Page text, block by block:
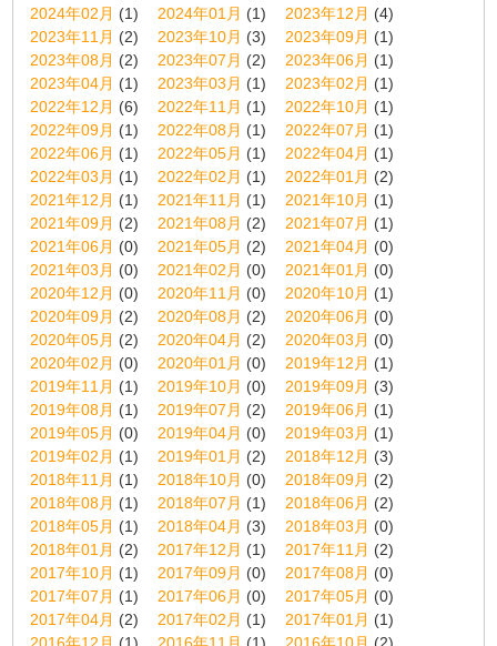
2024年02月 (1) 2024年01月 (1) 2023年12月 (4)
2023年11月 (2) 2023年10月 (3) 2023年09月 (1)
2023年08月 (2) 2023年07月 (2) 2023年06月 (1)
2023年04月 (1) 2023年03月 (1) 2023年02月 (1)
2022年12月 (6) 2022年11月 (1) 2022年10月 (1)
2022年09月 (1) 2022年08月 (1) 2022年07月 (1)
2022年06月 (1) 2022年05月 (1) 2022年04月 (1)
2022年03月 (1) 2022年02月 (1) 2022年01月 (2)
2021年12月 (1) 2021年11月 (1) 2021年10月 (1)
2021年09月 (2) 2021年08月 (2) 2021年07月 (1)
2021年06月 (0) 2021年05月 (2) 2021年04月 (0)
2021年03月 (0) 2021年02月 (0) 2021年01月 (0)
2020年12月 (0) 2020年11月 (0) 2020年10月 (1)
2020年09月 (2) 2020年08月 (2) 2020年06月 (0)
2020年05月 (2) 2020年04月 (2) 2020年03月 (0)
2020年02月 (0) 2020年01月 (0) 2019年12月 (1)
2019年11月 (1) 2019年10月 (0) 2019年09月 (3)
2019年08月 (1) 2019年07月 (2) 2019年06月 (1)
2019年05月 (0) 2019年04月 (0) 2019年03月 (1)
2019年02月 (1) 2019年01月 (2) 2018年12月 (3)
2018年11月 (1) 2018年10月 (0) 2018年09月 (2)
2018年08月 (1) 2018年07月 (1) 2018年06月 (2)
2018年05月 (1) 2018年04月 (3) 2018年03月 (0)
2018年01月 (2) 2017年12月 (1) 2017年11月 (2)
2017年10月 (1) 2017年09月 (0) 2017年08月 (0)
2017年07月 (1) 2017年06月 (0) 2017年05月 (0)
2017年04月 (2) 2017年02月 (1) 2017年01月 (1)
2016年12月 (1) 2016年11月 (1) 2016年10月 (2)